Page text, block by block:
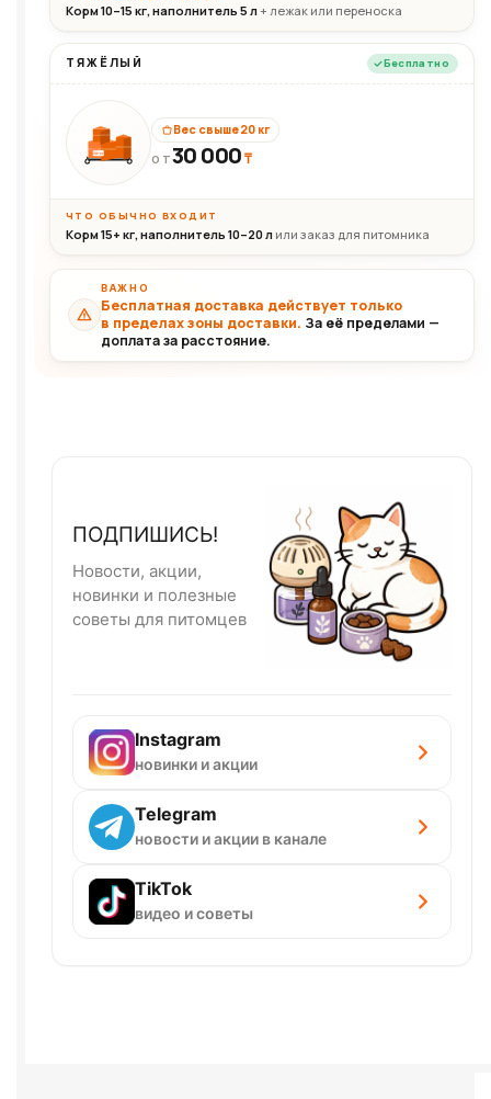
Корм 10–15 кг, наполнитель 5 л+ лежак или переноска
ТЯЖЁЛЫЙ Бесплатно
30+кг
Вес свыше 20 кг
ОТ30 000₸
ЧТО ОБЫЧНО ВХОДИТ
Корм 15+ кг, наполнитель 10–20 л или заказ для питомника
ВАЖНО
Бесплатная доставка действует только
в пределах зоны доставки. За её пределами —
доплата за расстояние.
ПОДПИШИСЬ!
Новости, акции,
новинки и полезные
советы для питомцев
Instagram
новинки и акции
Telegram
новости и акции в канале
TikTok
видео и советы